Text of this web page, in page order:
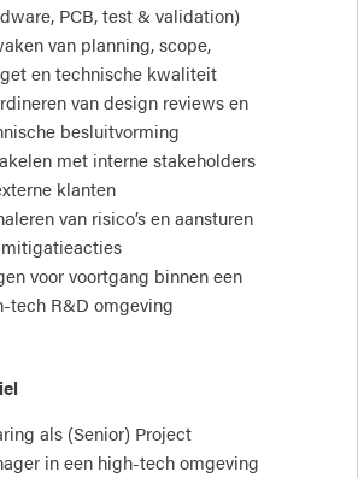
PCB, test & validation)
van planning, scope,
en technische kwaliteit
van design reviews en
besluitvorming
met interne stakeholders
klanten
van risico’s en aansturen
voor voortgang binnen een
tech R&D omgeving
als (Senior) Project
in een high-tech omgeving